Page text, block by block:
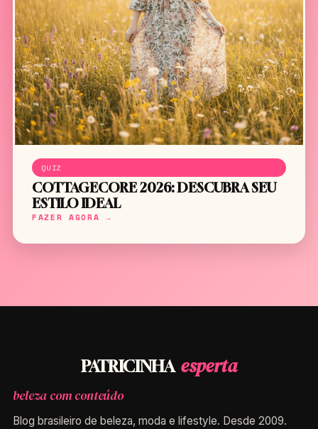
QUIZ
COTTAGECORE 2026: DESCUBRA SEU
ESTILO IDEAL
FAZER AGORA →
PATRICINHA esperta
beleza com conteúdo
Blog brasileiro de beleza, moda e lifestyle. Desde 2009.